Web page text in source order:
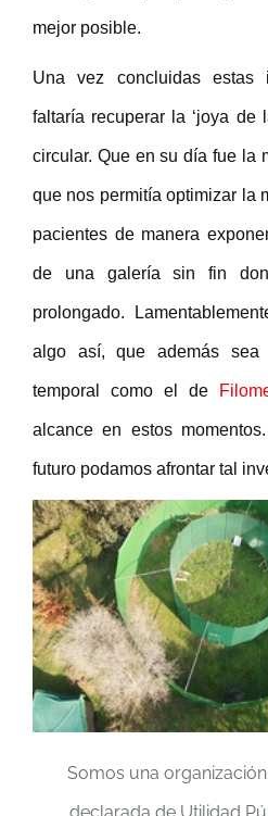
mejor posible.
Una vez concluidas estas
faltaría recuperar la ‘joya de
circular. Que en su día fue la
que nos permitía optimizar la
pacientes de manera
de una galería sin fin
prolongado.
algo así, que además sea
temporal como el de
alcance en estos
futuro podamos afrontar tal
Somos una